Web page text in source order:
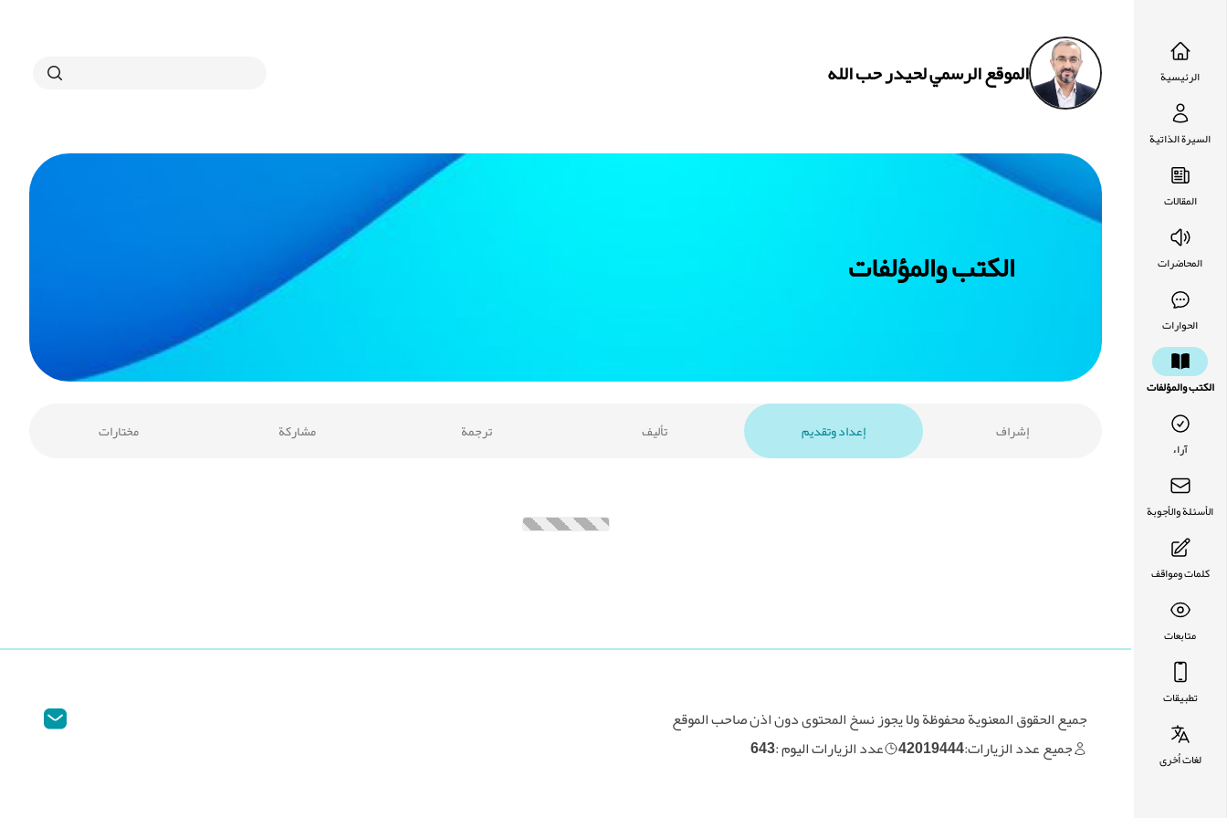
الرئيسية
السيرة الذاتية
المقالات
المحاضرات
الحوارات
الكتب والمؤلفات
آراء
الأسئلة والأجوبة
كلمات ومواقف
متابعات
تطبيقات
لغات اُخرى
الموقع الرسمي لحيدر حب الله
الكتب والمؤلفات
إشراف إعداد وتقديم تأليف ترجمة مشاركة مختارات
جميع الحقوق المعنوية محفوظة ولا يجوز نسخ المحتوى دون اذن صاحب الموقع
جميع عدد الزيارات:42019444 عدد الزيارات اليوم :643